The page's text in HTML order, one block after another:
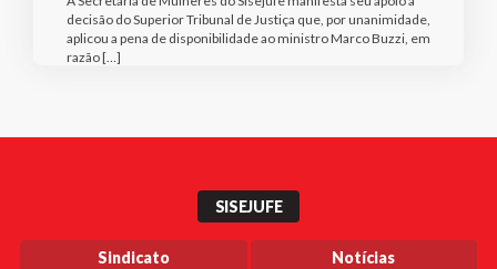
decisão do Superior Tribunal de Justiça que, por unanimidade,
aplicou a pena de disponibilidade ao ministro Marco Buzzi, em
razão […]
SISEJUFE
Sindicato Notícias